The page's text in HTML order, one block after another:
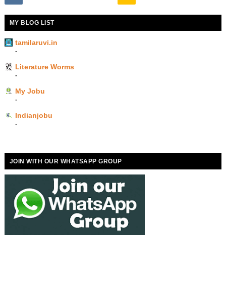
MY BLOG LIST
tamilaruvi.in
-
Literature Worms
-
My Jobu
-
Indianjobu
-
JOIN WITH OUR WHATSAPP GROUP